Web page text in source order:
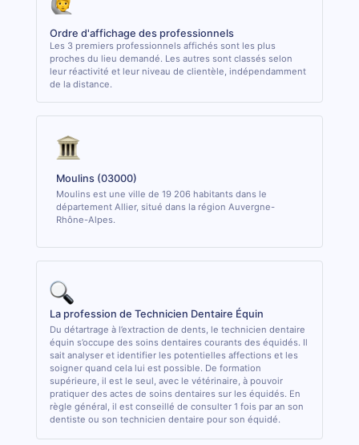
Ordre d'affichage des professionnels
Les 3 premiers professionnels affichés sont les plus
proches du lieu demandé. Les autres sont classés selon
leur réactivité et leur niveau de clientèle, indépendamment
de la distance.
Moulins (03000)
Moulins est une ville de 19 206 habitants dans le
département Allier, situé dans la région Auvergne-
Rhône-Alpes.
La profession de Technicien Dentaire Équin
Du détartrage à l’extraction de dents, le technicien dentaire
équin s’occupe des soins dentaires courants des équidés. Il
sait analyser et identifier les potentielles affections et les
soigner quand cela lui est possible. De formation
supérieure, il est le seul, avec le vétérinaire, à pouvoir
pratiquer des actes de soins dentaires sur les équidés. En
règle général, il est conseillé de consulter 1 fois par an son
dentiste ou son technicien dentaire pour son équidé.